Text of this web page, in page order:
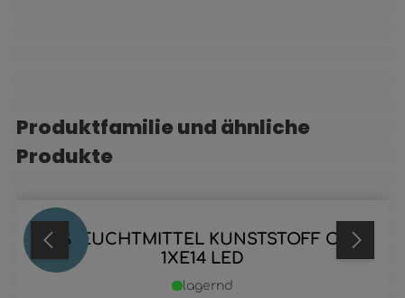
Produktgalerie überspringen
Produktfamilie und ähnliche
Produkte
40 %
LED LEUCHTMITTEL KUNSTSTOFF OPAL,
1XE14 LED
lagernd